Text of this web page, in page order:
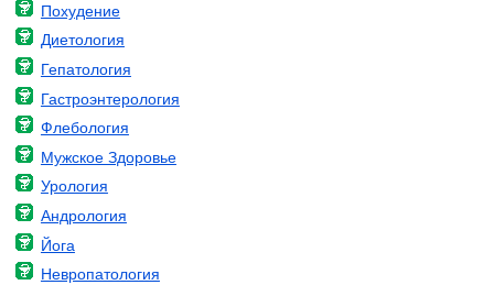
Похудение
Диетология
Гепатология
Гастроэнтерология
Флебология
Мужское Здоровье
Урология
Андрология
Йога
Невропатология